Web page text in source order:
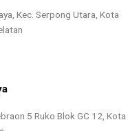
Kec. Serpong Utara, Kota
5 Ruko Blok GC 12, Kota